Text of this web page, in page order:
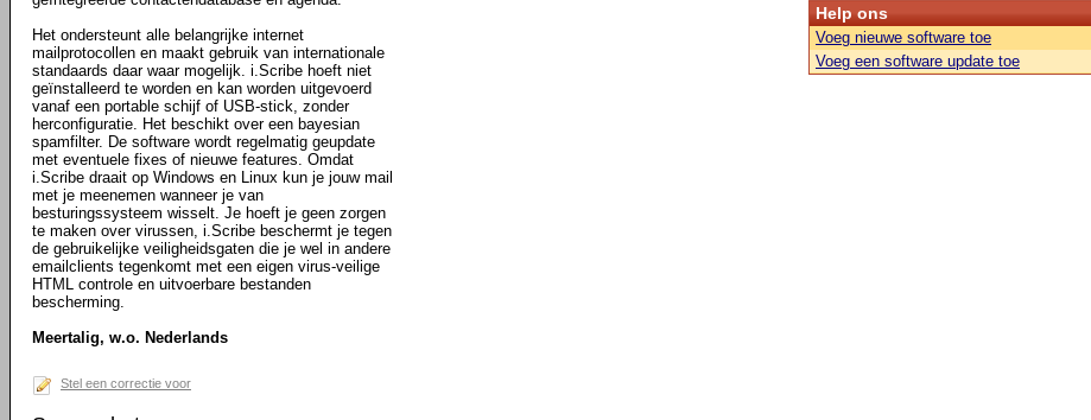
Het ondersteunt alle belangrijke internet
mailprotocollen en maakt gebruik van internationale
standaards daar waar mogelijk. i.Scribe hoeft niet
geïnstalleerd te worden en kan worden uitgevoerd
vanaf een portable schijf of USB-stick, zonder
herconfiguratie. Het beschikt over een bayesian
spamfilter. De software wordt regelmatig geupdate
met eventuele fixes of nieuwe features. Omdat
i.Scribe draait op Windows en Linux kun je jouw mail
met je meenemen wanneer je van
besturingssysteem wisselt. Je hoeft je geen zorgen
te maken over virussen, i.Scribe beschermt je tegen
de gebruikelijke veiligheidsgaten die je wel in andere
emailclients tegenkomt met een eigen virus-veilige
HTML controle en uitvoerbare bestanden
bescherming.
Meertalig, w.o. Nederlands
Stel een correctie voor
Help ons
Voeg nieuwe software toe
Voeg een software update toe